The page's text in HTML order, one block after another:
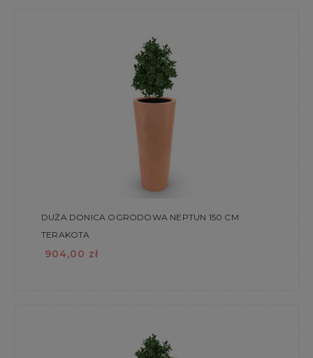
DUŻA DONICA OGRODOWA NEPTUN 150 CM
TERAKOTA
904,00 zł